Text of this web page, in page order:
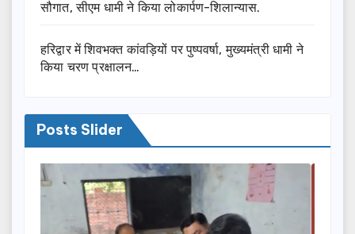
सौगात, सीएम धामी ने किया लोकार्पण-शिलान्यास.
हरिद्वार में शिवभक्त कांवड़ियों पर पुष्पवर्षा, मुख्यमंत्री धामी ने
किया चरण प्रक्षालन…
Posts Slider